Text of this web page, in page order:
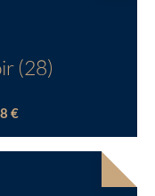
(28)
€